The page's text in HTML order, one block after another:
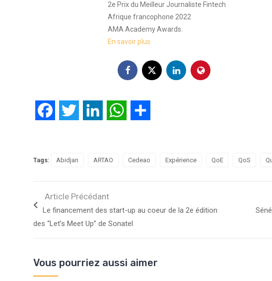
2e Prix du Meilleur Journaliste Fintech
Afrique francophone 2022
AMA Academy Awards.
En savoir plus
FacebookTwitter LinkedIn WhatsApp
Tags: Abidjan ARTAO Cedeao Expérience QoE QoS
Article Précédant
Le financement des start-up au coeur de la 2e édition
des “Let’s Meet Up” de Sonatel
Vous pourriez aussi aimer